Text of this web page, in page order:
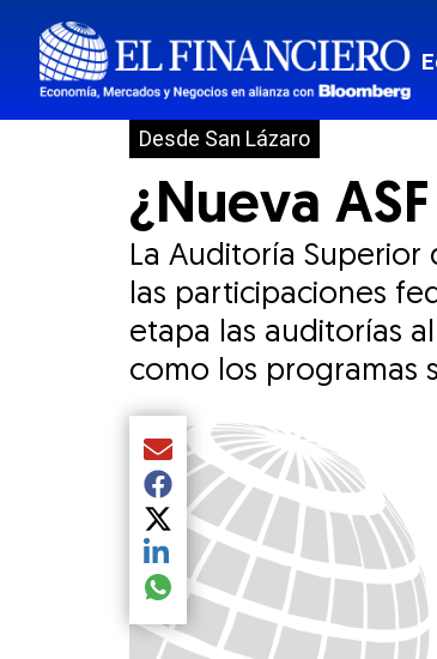
Desde San Lázaro
¿Nueva
La Auditoría
las participaciones
etapa las auditorías
como los programas
Compartir el artículo actual mediante
Compartir el artículo actual
Compartir el artículo actual
Compartir el artículo actual
Compartir el artículo actual